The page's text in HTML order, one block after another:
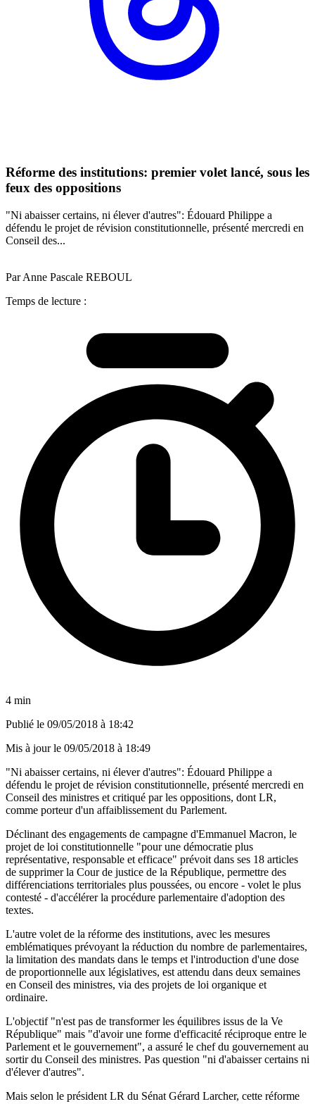
Réforme des institutions: premier volet lancé, sous les
feux des oppositions
"Ni abaisser certains, ni élever d'autres": Édouard Philippe a
défendu le projet de révision constitutionnelle, présenté mercredi en
Conseil des...
Par Anne Pascale REBOUL
Temps de lecture :
4 min
Publié le 09/05/2018 à 18:42
Mis à jour le 09/05/2018 à 18:49
"Ni abaisser certains, ni élever d'autres": Édouard Philippe a
défendu le projet de révision constitutionnelle, présenté mercredi en
Conseil des ministres et critiqué par les oppositions, dont LR,
comme porteur d'un affaiblissement du Parlement.
Déclinant des engagements de campagne d'Emmanuel Macron, le
projet de loi constitutionnelle "pour une démocratie plus
représentative, responsable et efficace" prévoit dans ses 18 articles
de supprimer la Cour de justice de la République, permettre des
différenciations territoriales plus poussées, ou encore - volet le plus
contesté - d'accélérer la procédure parlementaire d'adoption des
textes.
L'autre volet de la réforme des institutions, avec les mesures
emblématiques prévoyant la réduction du nombre de parlementaires,
la limitation des mandats dans le temps et l'introduction d'une dose
de proportionnelle aux législatives, est attendu dans deux semaines
en Conseil des ministres, via des projets de loi organique et
ordinaire.
L'objectif "n'est pas de transformer les équilibres issus de la Ve
République" mais "d'avoir une forme d'efficacité réciproque entre le
Parlement et le gouvernement", a assuré le chef du gouvernement au
sortir du Conseil des ministres. Pas question "ni d'abaisser certains ni
d'élever d'autres".
Mais selon le président LR du Sénat Gérard Larcher, cette réforme